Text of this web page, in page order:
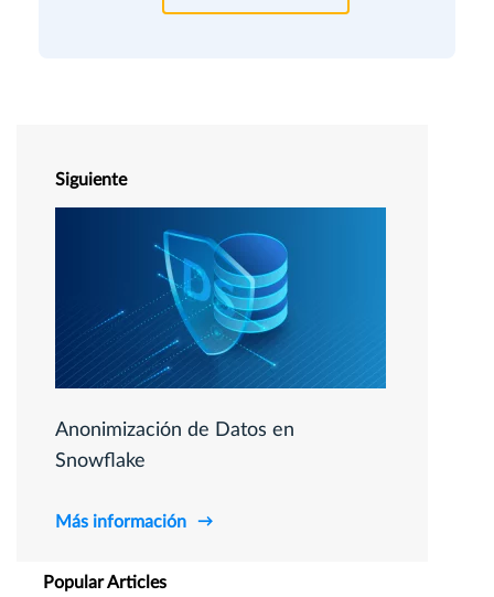
Siguiente
Anonimización de Datos en
Snowflake
Más información
Popular Articles